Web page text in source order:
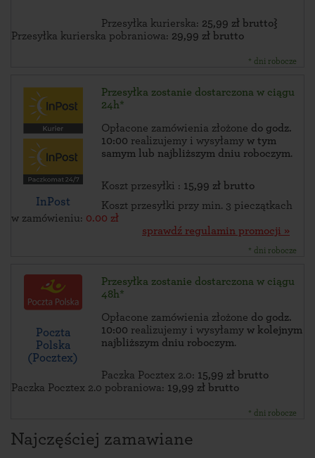
Przesyłka kurierska: 25,99 zł brutto}
Przesyłka kurierska pobraniowa: 29,99 zł brutto
* dni robocze
InPost
Przesyłka zostanie dostarczona w ciągu
24h*
Opłacone zamówienia złożone do godz.
10:00 realizujemy i wysyłamy w tym
samym lub najbliższym dniu roboczym.
Koszt przesyłki : 15,99 zł brutto
Koszt przesyłki przy min. 3 pieczątkach
w zamówieniu: 0.00 zł
sprawdź regulamin promocji »
* dni robocze
Poczta
Polska
(Pocztex)
Przesyłka zostanie dostarczona w ciągu
48h*
Opłacone zamówienia złożone do godz.
10:00 realizujemy i wysyłamy w kolejnym
najbliższym dniu roboczym.
Paczka Pocztex 2.0: 15,99 zł brutto
Paczka Pocztex 2.0 pobraniowa: 19,99 zł brutto
* dni robocze
Najczęściej zamawiane